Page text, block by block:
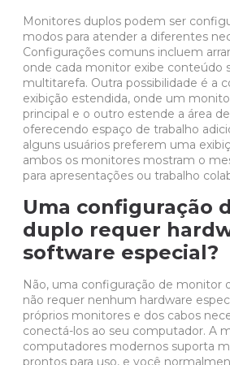
Monitores duplos podem ser
modos para atender a diferentes
Configurações comuns incluem
onde cada monitor exibe conteúdo
multitarefa. Outra possibilidade é a
exibição estendida, onde um
principal e o outro estende a área
oferecendo espaço de trabalho
alguns usuários preferem uma
ambos os monitores mostram o
para apresentações ou trabalho
Uma configuração
duplo requer
software especial?
Não, uma configuração de monitor
não requer nenhum hardware
próprios monitores e dos cabos
conectá-los ao seu computador. A
computadores modernos suporta
prontos para uso, e você